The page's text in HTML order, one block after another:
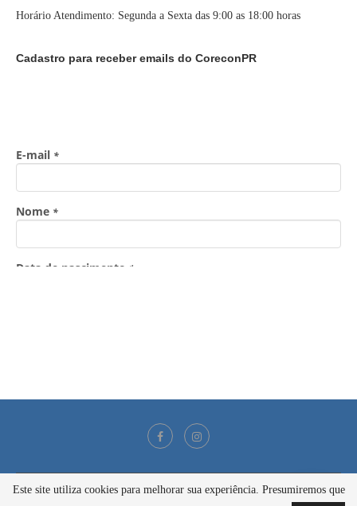
Horário Atendimento: Segunda a Sexta das 9:00 as 18:00 horas
Cadastro para receber emails do CoreconPR
@2021 - Todos os direitos reservados
Este site utiliza cookies para melhorar sua experiência. Presumiremos que